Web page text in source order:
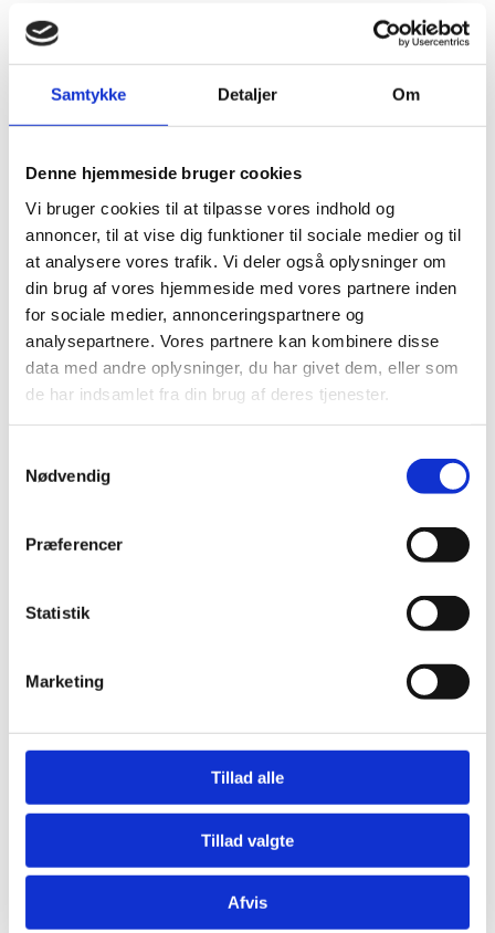
Samtykke Detaljer Om
Denne hjemmeside bruger cookies
Vi bruger cookies til at tilpasse vores indhold og
annoncer, til at vise dig funktioner til sociale medier og til
at analysere vores trafik. Vi deler også oplysninger om
din brug af vores hjemmeside med vores partnere inden
for sociale medier, annonceringspartnere og
analysepartnere. Vores partnere kan kombinere disse
data med andre oplysninger, du har givet dem, eller som
de har indsamlet fra din brug af deres tjenester.
Nødvendig
Præferencer
Statistik
Marketing
Tillad alle
Tillad valgte
Afvis
Elev
elevrådet
Til forældre/værger
Tilmelding til e-Boks
Forsikring
Ferie/kalender
Ordblind
Ordens- og samværsregler
fremmøde-procedure
Modstrøm – din elevorganisation
Ungdommens Uddannelsesvejledning (UU)
Indsamling af personoplysninger
elevblog
Oplev FGU
Digital rundvisning (pp)
Informationsmøder
FGU i verden – Erasmus+
messer
Information til KUI og fagpersoner
Udenbys-elever